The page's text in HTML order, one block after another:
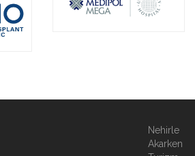
Nehirle
Akarken